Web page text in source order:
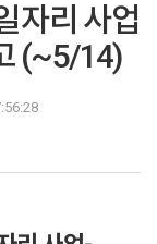
자리 사업
(~5/14)